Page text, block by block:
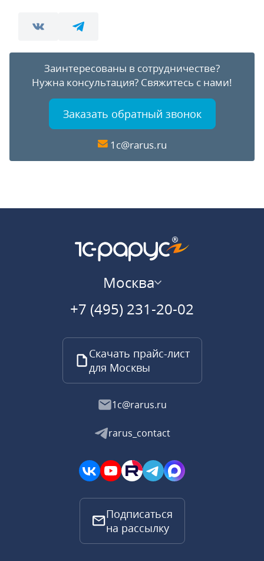
Заинтересованы в сотрудничестве?
Нужна консультация? Свяжитесь с нами!
Заказать обратный звонок
1c@rarus.ru
Москва
+7 (495) 231-20-02
Скачать прайс-лист
для Москвы
1c@rarus.ru
rarus_contact
Подписаться
на рассылку